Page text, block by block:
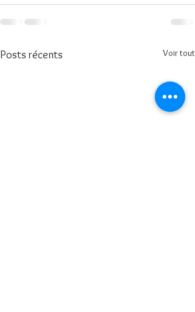
Posts récents Voir tout